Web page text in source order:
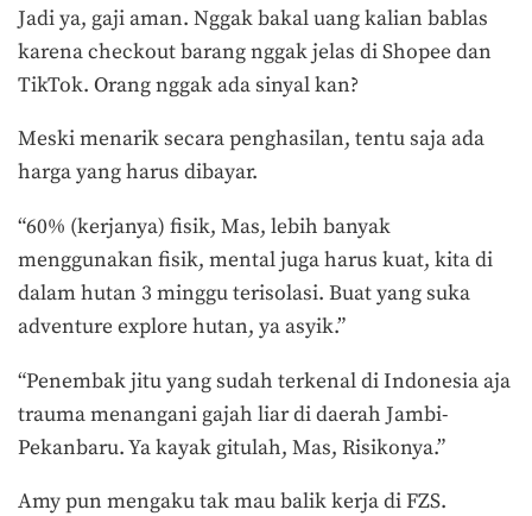
Jadi ya, gaji aman. Nggak bakal uang kalian bablas
karena checkout barang nggak jelas di Shopee dan
TikTok. Orang nggak ada sinyal kan?
Meski menarik secara penghasilan, tentu saja ada
harga yang harus dibayar.
“60% (kerjanya) fisik, Mas, lebih banyak
menggunakan fisik, mental juga harus kuat, kita di
dalam hutan 3 minggu terisolasi. Buat yang suka
adventure explore hutan, ya asyik.”
“Penembak jitu yang sudah terkenal di Indonesia aja
trauma menangani gajah liar di daerah Jambi-
Pekanbaru. Ya kayak gitulah, Mas, Risikonya.”
Amy pun mengaku tak mau balik kerja di FZS.